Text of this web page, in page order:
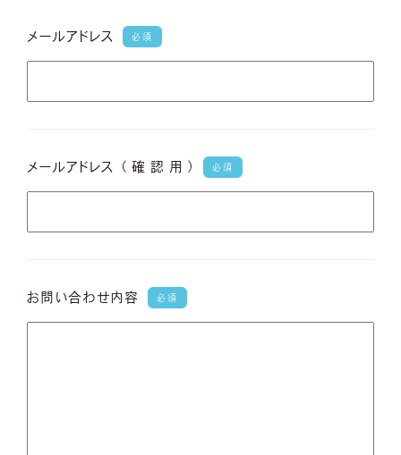
メールアドレス 必須
メールアドレス （ 確 認 用 ） 必須
お問い合わせ内容 必須